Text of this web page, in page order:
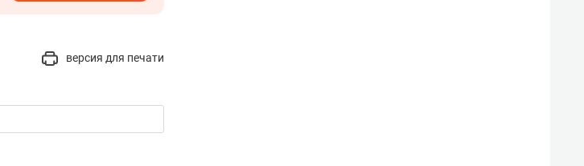
версия для печати